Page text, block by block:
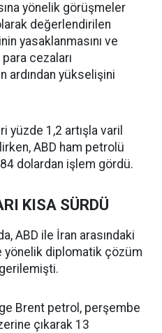
yönelik görüşmeler
değerlendirilen
yasaklanmasını ve
cezaları
ardından yükselişini
yüzde 1,2 artışla varil
ABD ham petrolü
dolardan işlem gördü.
KISA SÜRDÜ
ABD ile İran arasındaki
yönelik diplomatik çözüm
Brent petrol, perşembe
çıkarak 13